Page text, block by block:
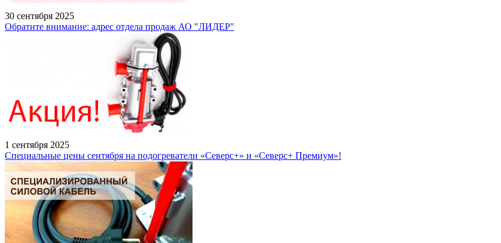
30 сентября 2025
Обратите внимание: адрес отдела продаж АО "ЛИДЕР"
1 сентября 2025
Специальные цены сентября на подогреватели «Северс+» и «Северс+ Премиум»!